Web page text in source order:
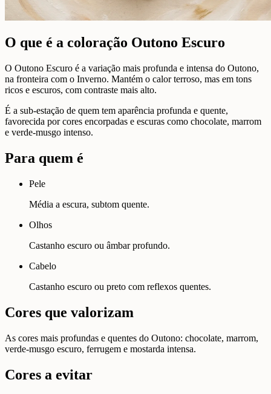
O que é a coloração Outono Escuro
O Outono Escuro é a variação mais profunda e intensa do Outono,
na fronteira com o Inverno. Mantém o calor terroso, mas em tons
ricos e escuros, com contraste mais alto.
É a sub-estação de quem tem aparência profunda e quente,
favorecida por cores encorpadas e escuras como chocolate, marrom
e verde-musgo intenso.
Para quem é
Pele
Média a escura, subtom quente.
Olhos
Castanho escuro ou âmbar profundo.
Cabelo
Castanho escuro ou preto com reflexos quentes.
Cores que valorizam
As cores mais profundas e quentes do Outono: chocolate, marrom,
verde-musgo escuro, ferrugem e mostarda intensa.
Cores a evitar